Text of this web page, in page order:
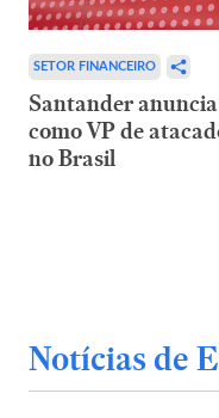
SETOR FINANCEIRO
Santander
como VP de
no Brasil
Notícias de